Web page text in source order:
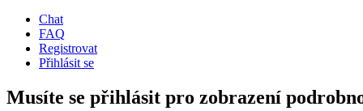
Chat
FAQ
Registrovat
Přihlásit se
Musíte se přihlásit pro zobrazení